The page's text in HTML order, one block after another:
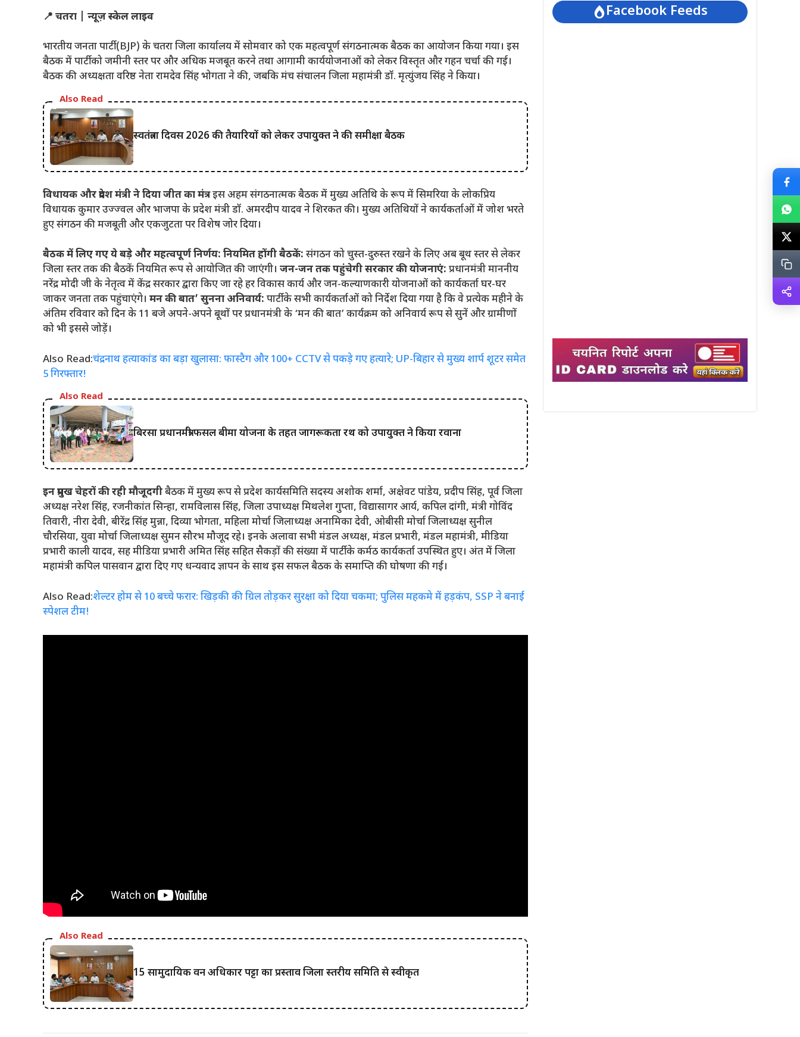
📍 चतरा | न्यूज़ स्केल लाइव
भारतीय जनता पार्टी (BJP) के चतरा जिला कार्यालय में सोमवार को एक महत्वपूर्ण संगठनात्मक बैठक का आयोजन किया गया। इस
बैठक में पार्टी को जमीनी स्तर पर और अधिक मजबूत करने तथा आगामी कार्ययोजनाओं को लेकर विस्तृत और गहन चर्चा की गई।
बैठक की अध्यक्षता वरिष्ठ नेता रामदेव सिंह भोगता ने की, जबकि मंच संचालन जिला महामंत्री डॉ. मृत्युंजय सिंह ने किया।
Also Read
स्वतंत्रता दिवस 2026 की तैयारियों को लेकर उपायुक्त ने की समीक्षा बैठक
विधायक और प्रदेश मंत्री ने दिया जीत का मंत्रइस अहम संगठनात्मक बैठक में मुख्य अतिथि के रूप में सिमरिया के लोकप्रिय
विधायक कुमार उज्ज्वल और भाजपा के प्रदेश मंत्री डॉ. अमरदीप यादव ने शिरकत की। मुख्य अतिथियों ने कार्यकर्ताओं में जोश भरते
हुए संगठन की मजबूती और एकजुटता पर विशेष जोर दिया।
बैठक में लिए गए ये बड़े और महत्वपूर्ण निर्णय: नियमित होंगी बैठकें: संगठन को चुस्त-दुरुस्त रखने के लिए अब बूथ स्तर से लेकर
जिला स्तर तक की बैठकें नियमित रूप से आयोजित की जाएंगी। जन-जन तक पहुंचेगी सरकार की योजनाएं: प्रधानमंत्री माननीय
नरेंद्र मोदी जी के नेतृत्व में केंद्र सरकार द्वारा किए जा रहे हर विकास कार्य और जन-कल्याणकारी योजनाओं को कार्यकर्ता घर-घर
जाकर जनता तक पहुंचाएंगे। मन की बात’ सुनना अनिवार्य: पार्टी के सभी कार्यकर्ताओं को निर्देश दिया गया है कि वे प्रत्येक महीने के
अंतिम रविवार को दिन के 11 बजे अपने-अपने बूथों पर प्रधानमंत्री के ‘मन की बात’ कार्यक्रम को अनिवार्य रूप से सुनें और ग्रामीणों
को भी इससे जोड़ें।
Also Read:चंद्रनाथ हत्याकांड का बड़ा खुलासा: फास्टैग और 100+ CCTV से पकड़े गए हत्यारे; UP-बिहार से मुख्य शार्प शूटर समेत
5 गिरफ्तार!
Also Read
बिरसा प्रधानमंत्री फसल बीमा योजना के तहत जागरूकता रथ को उपायुक्त ने किया रवाना
इन प्रमुख चेहरों की रही मौजूदगीबैठक में मुख्य रूप से प्रदेश कार्यसमिति सदस्य अशोक शर्मा, अक्षेवट पांडेय, प्रदीप सिंह, पूर्व जिला
अध्यक्ष नरेश सिंह, रजनीकांत सिन्हा, रामविलास सिंह, जिला उपाध्यक्ष मिथलेश गुप्ता, विद्यासागर आर्य, कपिल दांगी, मंत्री गोविंद
तिवारी, नीरा देवी, बीरेंद्र सिंह मुन्ना, दिव्या भोगता, महिला मोर्चा जिलाध्यक्ष अनामिका देवी, ओबीसी मोर्चा जिलाध्यक्ष सुनील
चौरसिया, युवा मोर्चा जिलाध्यक्ष सुमन सौरभ मौजूद रहे। इनके अलावा सभी मंडल अध्यक्ष, मंडल प्रभारी, मंडल महामंत्री, मीडिया
प्रभारी काली यादव, सह मीडिया प्रभारी अमित सिंह सहित सैकड़ों की संख्या में पार्टी के कर्मठ कार्यकर्ता उपस्थित हुए। अंत में जिला
महामंत्री कपिल पासवान द्वारा दिए गए धन्यवाद ज्ञापन के साथ इस सफल बैठक के समाप्ति की घोषणा की गई।
Also Read:शेल्टर होम से 10 बच्चे फरार: खिड़की की ग्रिल तोड़कर सुरक्षा को दिया चकमा; पुलिस महकमे में हड़कंप, SSP ने बनाई
स्पेशल टीम!
Also Read
15 सामुदायिक वन अधिकार पट्टा का प्रस्ताव जिला स्तरीय समिति से स्वीकृत
Facebook Feeds